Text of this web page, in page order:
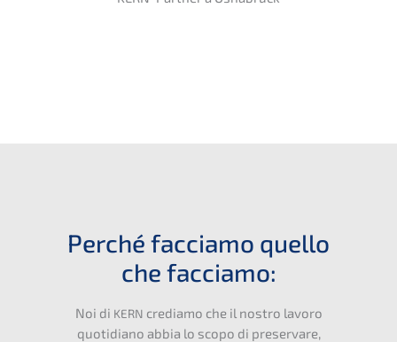
Perché faccia­mo quello
che facciamo:
Noi di KERN credia­mo che il nostro lavoro
quoti­dia­no abbia lo scopo di preser­va­re,